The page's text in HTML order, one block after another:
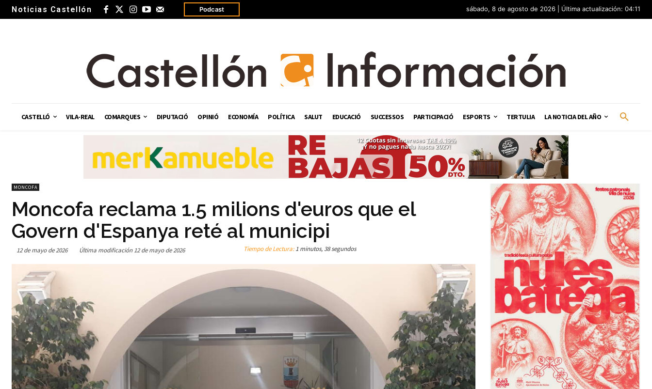
Noticias Castellón Podcast sábado, 8 de agosto de 2026 | Última actualización: 04:11
CASTELLÓ VILA-REAL COMARQUES DIPUTACIÓ OPINIÓ ECONOMÍA POLÍTICA SALUT EDUCACIÓ SUCCESSOS PARTICIPACIÓ ESPORTS TERTULIA LA NOTICIA DEL AÑO
MONCOFA
Moncofa reclama 1.5 milions d'euros que el
Govern d'Espanya reté al municipi
12 de mayo de 2026 Última modificación 12 de mayo de 2026 Tiempo de Lectura:1 minutos, 38 segundos